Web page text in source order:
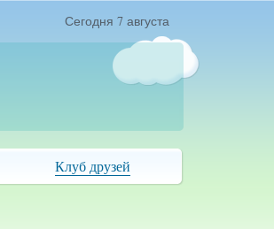
Сегодня 7 августа
Клуб друзей